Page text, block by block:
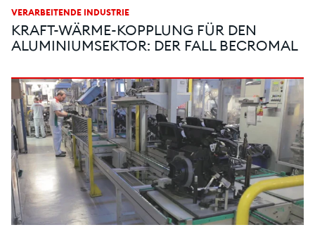
VERARBEITENDE INDUSTRIE
KRAFT-WÄRME-KOPPLUNG FÜR DEN
ALUMINIUMSEKTOR: DER FALL BECROMAL